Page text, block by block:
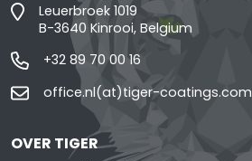
Leuerbroek 1019
B-3640 Kinrooi, Belgium
+32 89 70 00 16
office.nl(at)tiger-coatings.com
OVER TIGER